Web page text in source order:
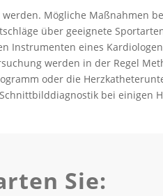
Mögliche Maßnahmen
über geeignete
Instrumenten eines
werden in der Regel
oder die
bei einigen
Sie: